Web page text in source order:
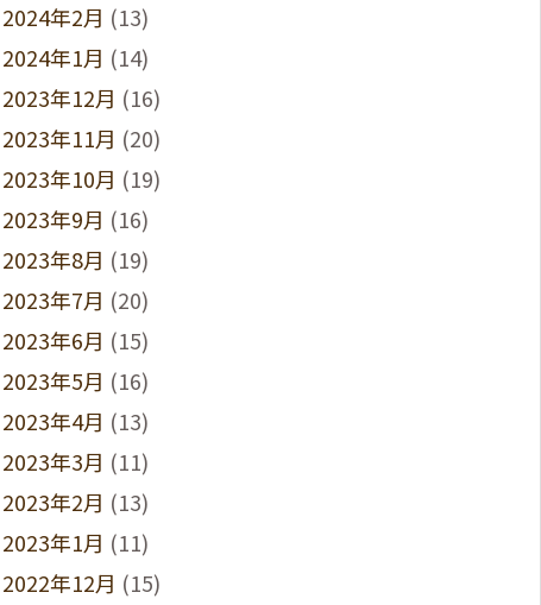
2024年2月 (13)
2024年1月 (14)
2023年12月 (16)
2023年11月 (20)
2023年10月 (19)
2023年9月 (16)
2023年8月 (19)
2023年7月 (20)
2023年6月 (15)
2023年5月 (16)
2023年4月 (13)
2023年3月 (11)
2023年2月 (13)
2023年1月 (11)
2022年12月 (15)